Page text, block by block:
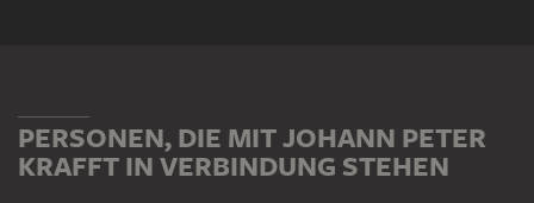
PERSONEN, DIE MIT JOHANN PETER
KRAFFT IN VERBINDUNG STEHEN